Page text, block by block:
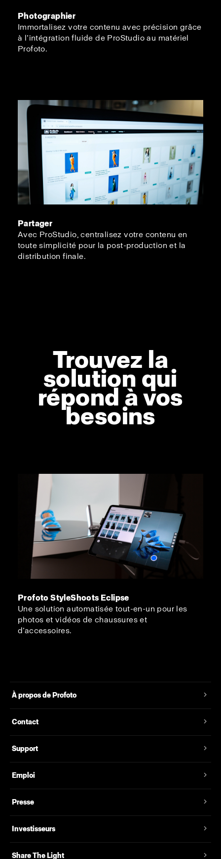
Photographier
Immortalisez votre contenu avec précision grâce
à l’intégration fluide de ProStudio au matériel
Profoto.
Partager
Avec ProStudio, centralisez votre contenu en
toute simplicité pour la post-production et la
distribution finale.
Trouvez la
solution qui
répond à vos
besoins
Profoto StyleShoots Eclipse
Une solution automatisée tout-en-un pour les
photos et vidéos de chaussures et
d’accessoires.
À propos de Profoto
Contact
Support
Emploi
Presse
Investisseurs
Share The Light